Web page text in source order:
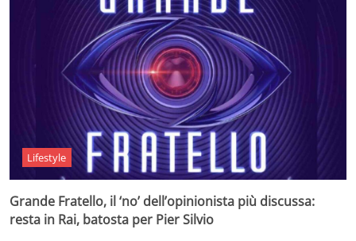
Lifestyle
Grande Fratello, il ‘no’ dell’opinionista più discussa:
resta in Rai, batosta per Pier Silvio